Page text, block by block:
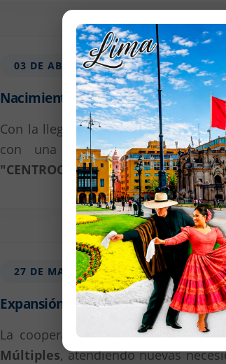
03 DE ABRIL, 1998
Nacimiento de CENTROCOOP
Con la llegada de Doe Run
con una nueva identidad:
"CENTROCOOP", ampliando su
27 DE MARZO, 2012
Expansión y Diversificación
La cooperativa trasciende el
Múltiples, atendiendo nuevas